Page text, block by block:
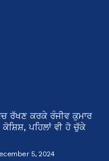
ਰੱਖਣ ਕਰਕੇ ਰੰਜੀਵ ਕੁਮਾਰ
ਕੋਸ਼ਿਸ਼, ਪਹਿਲਾਂ ਵੀ ਹੋ ਚੁੱਕੇ
5, 2024